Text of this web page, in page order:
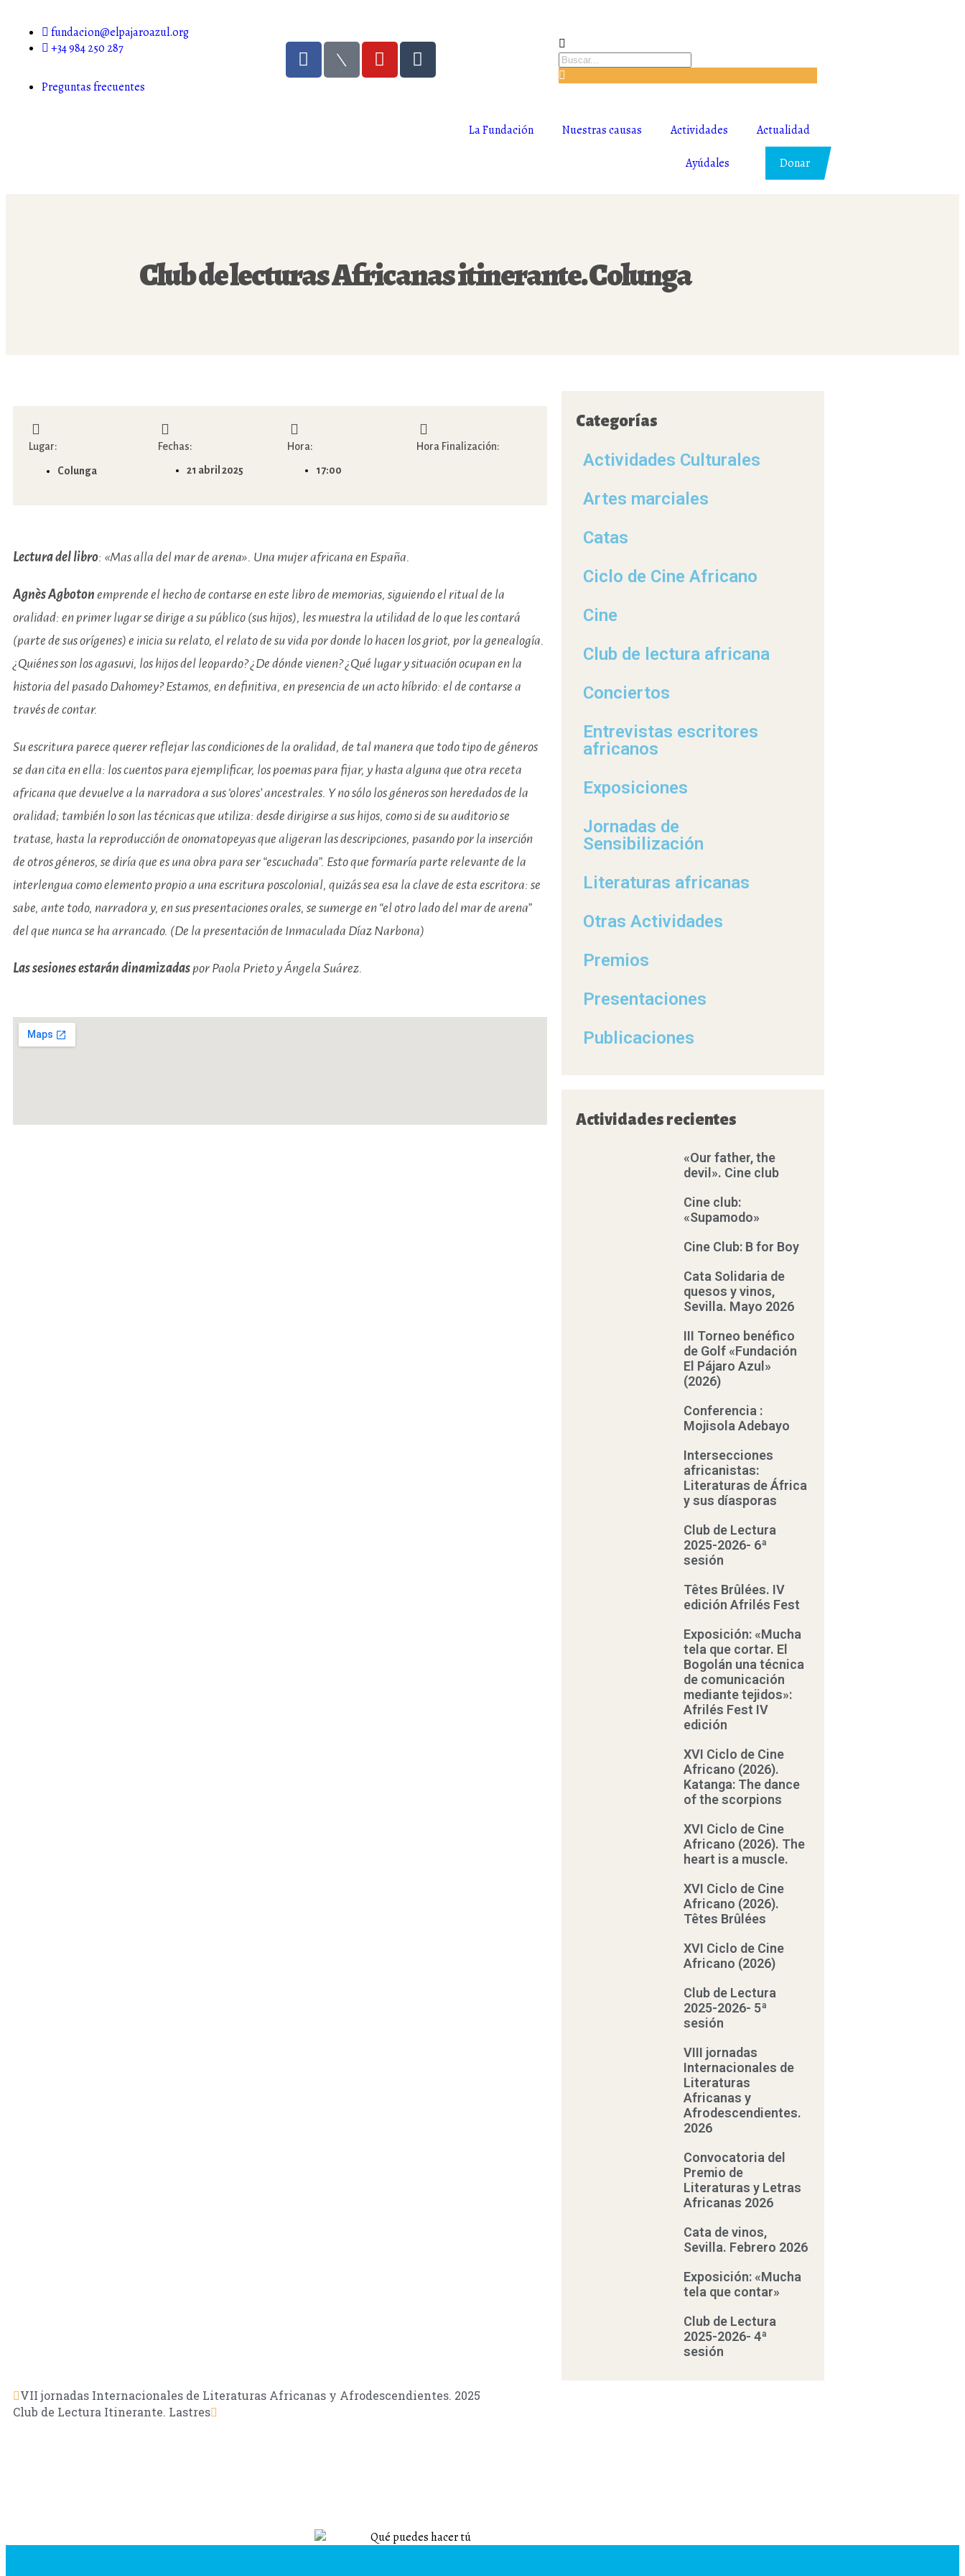
fundacion@elpajaroazul.org
+34 984 250 287
Preguntas frecuentes
La Fundación Nuestras causas Actividades Actualidad
Ayúdales Donar
Club de lecturas Africanas itinerante. Colunga
Lugar:
Colunga
Fechas:
21 abril 2025
Hora:
17:00
Hora Finalización:
Lectura del libro: «Mas alla del mar de arena». Una mujer africana en España.
Agnès Agboton emprende el hecho de contarse en este libro de memorias, siguiendo el ritual de la
oralidad: en primer lugar se dirige a su público (sus hijos), les muestra la utilidad de lo que les contará
(parte de sus orígenes) e inicia su relato, el relato de su vida por donde lo hacen los griot, por la genealogía.
¿Quiénes son los agasuvi, los hijos del leopardo? ¿De dónde vienen? ¿Qué lugar y situación ocupan en la
historia del pasado Dahomey? Estamos, en definitiva, en presencia de un acto híbrido: el de contarse a
través de contar.
Su escritura parece querer reflejar las condiciones de la oralidad, de tal manera que todo tipo de géneros
se dan cita en ella: los cuentos para ejemplificar, los poemas para fijar, y hasta alguna que otra receta
africana que devuelve a la narradora a sus ‘olores’ ancestrales. Y no sólo los géneros son heredados de la
oralidad; también lo son las técnicas que utiliza: desde dirigirse a sus hijos, como si de su auditorio se
tratase, hasta la reproducción de onomatopeyas que aligeran las descripciones, pasando por la inserción
de otros géneros, se diría que es una obra para ser “escuchada”. Esto que formaría parte relevante de la
interlengua como elemento propio a una escritura poscolonial, quizás sea esa la clave de esta escritora: se
sabe, ante todo, narradora y, en sus presentaciones orales, se sumerge en “el otro lado del mar de arena”
del que nunca se ha arrancado. (De la presentación de Inmaculada Díaz Narbona)
Las sesiones estarán dinamizadas por Paola Prieto y Ángela Suárez.
Categorías
Actividades Culturales
Artes marciales
Catas
Ciclo de Cine Africano
Cine
Club de lectura africana
Conciertos
Entrevistas escritores
africanos
Exposiciones
Jornadas de
Sensibilización
Literaturas africanas
Otras Actividades
Premios
Presentaciones
Publicaciones
Actividades recientes
«Our father, the
devil». Cine club
Cine club:
«Supamodo»
Cine Club: B for Boy
Cata Solidaria de
quesos y vinos,
Sevilla. Mayo 2026
III Torneo benéfico
de Golf «Fundación
El Pájaro Azul»
(2026)
Conferencia :
Mojisola Adebayo
Intersecciones
africanistas:
Literaturas de África
y sus díasporas
Club de Lectura
2025-2026- 6ª
sesión
Têtes Brûlées. IV
edición Afrilés Fest
Exposición: «Mucha
tela que cortar. El
Bogolán una técnica
de comunicación
mediante tejidos»:
Afrilés Fest IV
edición
XVI Ciclo de Cine
Africano (2026).
Katanga: The dance
of the scorpions
XVI Ciclo de Cine
Africano (2026). The
heart is a muscle.
XVI Ciclo de Cine
Africano (2026).
Têtes Brûlées
XVI Ciclo de Cine
Africano (2026)
Club de Lectura
2025-2026- 5ª
sesión
VIII jornadas
Internacionales de
Literaturas
Africanas y
Afrodescendientes.
2026
Convocatoria del
Premio de
Literaturas y Letras
Africanas 2026
Cata de vinos,
Sevilla. Febrero 2026
Exposición: «Mucha
tela que contar»
Club de Lectura
2025-2026- 4ª
sesión
VII jornadas Internacionales de Literaturas Africanas y Afrodescendientes. 2025
Club de Lectura Itinerante. Lastres